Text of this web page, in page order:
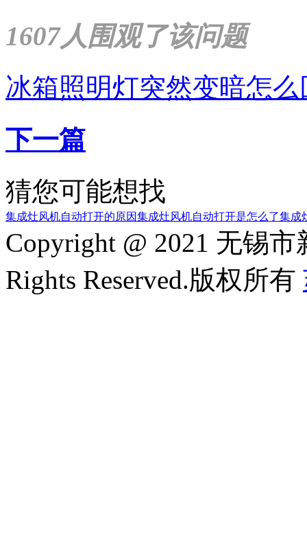
1607人围观了该问题
冰箱照明灯突然变暗怎
下一篇
猜您可能想找
集成灶风机自动打开的原因集成灶风机自动打开是怎么了集成
Copyright @ 2021 无锡
Rights Reserved.版权所有